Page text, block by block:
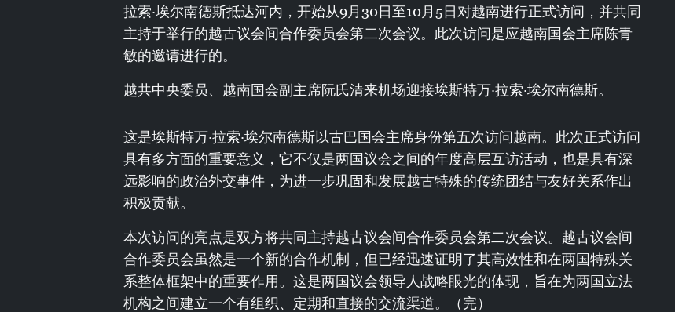
拉索·埃尔南德斯抵达河内，开始从9月30日至10月5日对越南进行正式访问，并共同
主持于举行的越古议会间合作委员会第二次会议。此次访问是应越南国会主席陈青
敏的邀请进行的。
越共中央委员、越南国会副主席阮氏清来机场迎接埃斯特万·拉索·埃尔南德斯。
这是埃斯特万·拉索·埃尔南德斯以古巴国会主席身份第五次访问越南。此次正式访问
具有多方面的重要意义，它不仅是两国议会之间的年度高层互访活动，也是具有深
远影响的政治外交事件，为进一步巩固和发展越古特殊的传统团结与友好关系作出
积极贡献。
本次访问的亮点是双方将共同主持越古议会间合作委员会第二次会议。越古议会间
合作委员会虽然是一个新的合作机制，但已经迅速证明了其高效性和在两国特殊关
系整体框架中的重要作用。这是两国议会领导人战略眼光的体现，旨在为两国立法
机构之间建立一个有组织、定期和直接的交流渠道。（完）